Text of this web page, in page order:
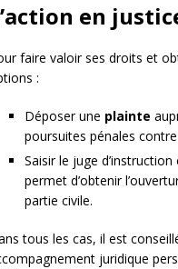
en
faire valoir ses droits et
:
Déposer une plainte
poursuites pénales
Saisir le juge
permet d’obtenir
partie civile.
tous les cas, il est
juridique